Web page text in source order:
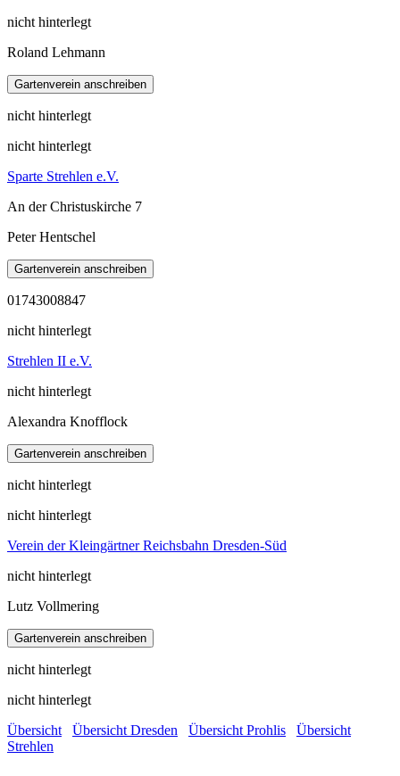
nicht hinterlegt
Roland Lehmann
nicht hinterlegt
nicht hinterlegt
Sparte Strehlen e.V.
An der Christuskirche 7
Peter Hentschel
01743008847
nicht hinterlegt
Strehlen II e.V.
nicht hinterlegt
Alexandra Knofflock
nicht hinterlegt
nicht hinterlegt
Verein der Kleingärtner Reichsbahn Dresden-Süd
nicht hinterlegt
Lutz Vollmering
nicht hinterlegt
nicht hinterlegt
Übersicht
Übersicht Dresden Übersicht Prohlis
Übersicht
Strehlen